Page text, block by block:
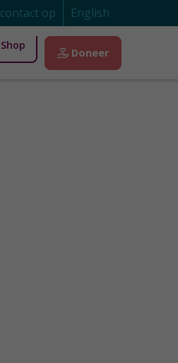
op English
Shop
Doneer